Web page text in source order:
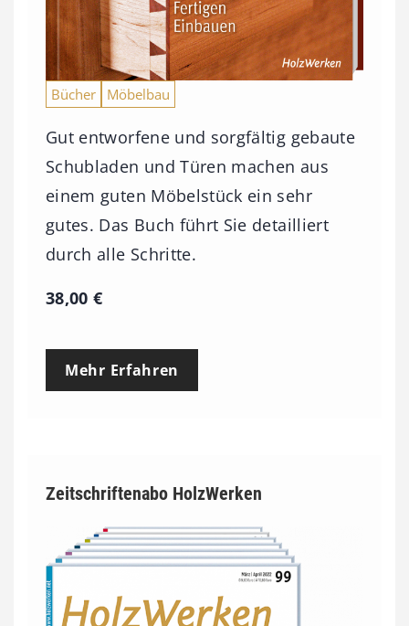
Bücher Möbelbau
Gut entworfene und sorgfältig gebaute
Schubladen und Türen machen aus
einem guten Möbelstück ein sehr
gutes. Das Buch führt Sie detailliert
durch alle Schritte.
38,00€
Mehr Erfahren
Zeitschriftenabo HolzWerken